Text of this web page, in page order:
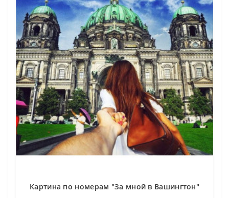
Картина по номерам "За мной в Вашингтон"